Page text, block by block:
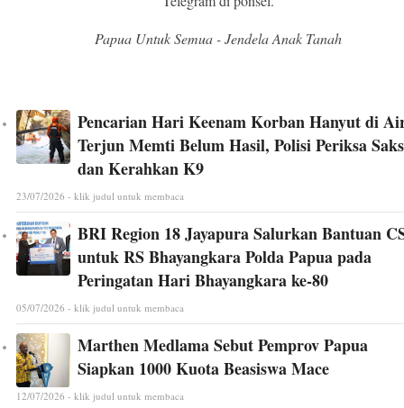
Papua Untuk Semua - Jendela Anak Tanah
Pencarian Hari Keenam Korban Hanyut di
Terjun Memti Belum Hasil, Polisi Periksa
dan Kerahkan K9
23/07/2026 - klik judul untuk membaca
BRI Region 18 Jayapura Salurkan Bantuan
untuk RS Bhayangkara Polda Papua pada
Peringatan Hari Bhayangkara ke-80
05/07/2026 - klik judul untuk membaca
Marthen Medlama Sebut Pemprov Papua
Siapkan 1000 Kuota Beasiswa Mace
12/07/2026 - klik judul untuk membaca